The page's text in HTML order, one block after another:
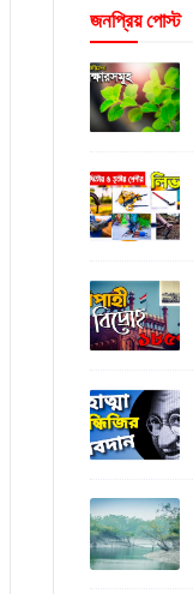
জনপ্রিয় পোস্ট